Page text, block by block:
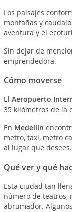
Los paisajes
montañas y
aventura y el
Sin dejar de
emprendedora.
Cómo moverse
El Aeropuerto
35 kilómetros de la
En Medellín
metro, taxi, metro
al lugar que desees.
Qué ver y qué
Esta ciudad tan
número de teatros,
abrumador.